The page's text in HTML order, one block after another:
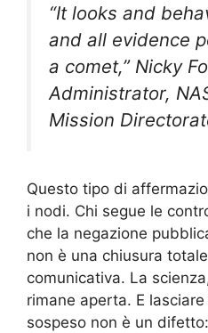
“It looks and
and all evidence
a comet,” Nicky
Administrator,
Mission
Questo tipo di
i nodi. Chi segue le
che la negazione
non è una chiusura
comunicativa. La
rimane aperta. E
sospeso non è un